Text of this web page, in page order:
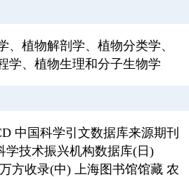
、植物解剖学、植物分类学、
学、植物生理和分子生物学
中国科学引文数据库来源期刊
学技术振兴机构数据库(日)
方收录(中) 上海图书馆馆藏 农